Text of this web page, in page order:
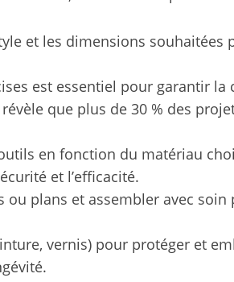
et les dimensions souhaitées
est essentiel pour garantir
que plus de 30 % des
en fonction du matériau
et l’efficacité.
ou plans et assembler avec soin
vernis) pour protéger et